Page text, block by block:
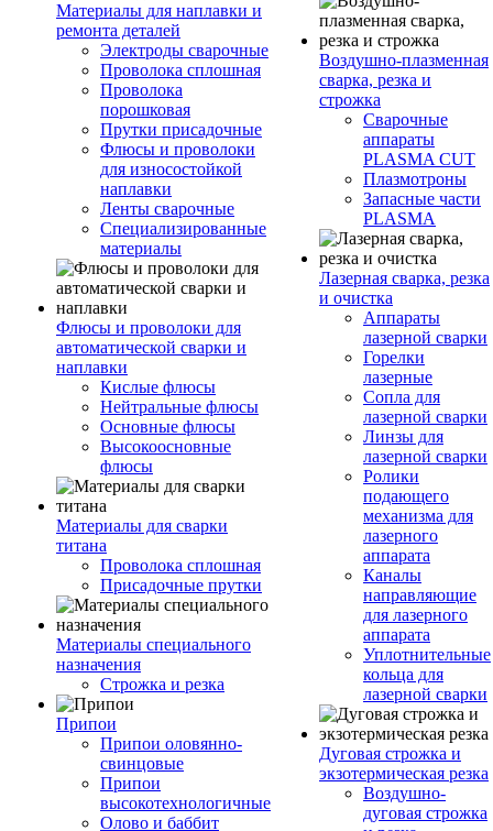
Материалы для наплавки и
ремонта деталей
Электроды сварочные
Проволока сплошная
Проволока
порошковая
Прутки присадочные
Флюсы и проволоки
для износостойкой
наплавки
Ленты сварочные
Специализированные
материалы
Флюсы и проволоки для
автоматической сварки и
наплавки
Кислые флюсы
Нейтральные флюсы
Основные флюсы
Высокоосновные
флюсы
Материалы для сварки
титана
Проволока сплошная
Присадочные прутки
Материалы специального
назначения
Строжка и резка
Припои
Припои оловянно-
свинцовые
Припои
высокотехнологичные
Олово и баббит
Воздушно-плазменная
сварка, резка и
строжка
Сварочные
аппараты
PLASMA CUT
Плазмотроны
Запасные части
PLASMA
Лазерная сварка, резка
и очистка
Аппараты
лазерной сварки
Горелки
лазерные
Сопла для
лазерной сварки
Линзы для
лазерной сварки
Ролики
подающего
механизма для
лазерного
аппарата
Каналы
направляющие
для лазерного
аппарата
Уплотнительные
кольца для
лазерной сварки
Дуговая строжка и
экзотермическая резка
Воздушно-
дуговая строжка